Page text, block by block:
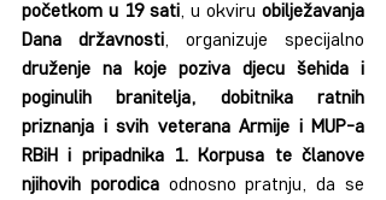
početkom u 19 sati, u okviru obilježavanja
Dana državnosti
druženje na koje poziva djecu šehida i
poginulih branitelja, dobitnika ratnih
priznanja i svih veterana Armije i MUP-a
RBiH i pripadnika 1. Korpusa te članove
njihovih porodica odnosno pratnju, da se